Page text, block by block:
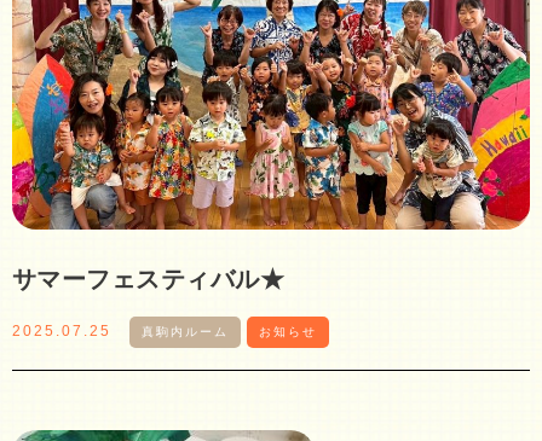
サマーフェスティバル★
2025.07.25 真駒内ルーム お知らせ